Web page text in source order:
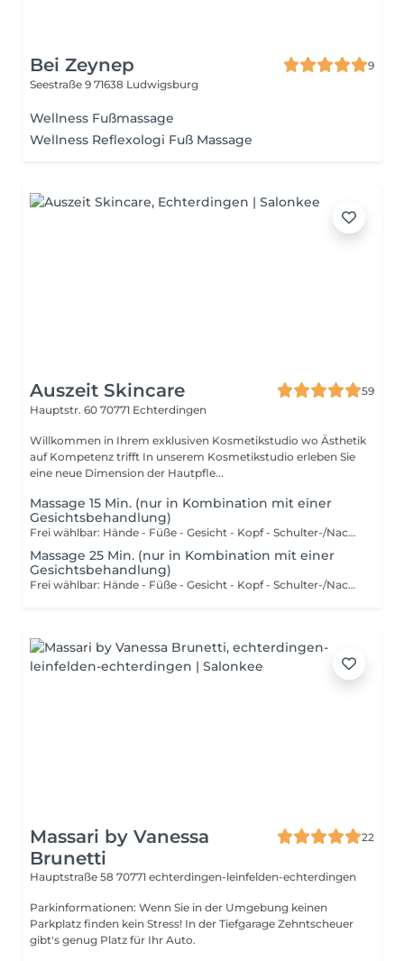
Bei Zeynep
9
Seestraße 9 71638 Ludwigsburg
Wellness Fußmassage
Wellness Reflexologi Fuß Massage
Auszeit Skincare
59
Hauptstr. 60 70771 Echterdingen
Willkommen in Ihrem exklusiven Kosmetikstudio wo Ästhetik
auf Kompetenz trifft In unserem Kosmetikstudio erleben Sie
eine neue Dimension der Hautpfle...
Massage 15 Min. (nur in Kombination mit einer
Gesichtsbehandlung)
Frei wählbar: Hände - Füße - Gesicht - Kopf - Schulter-/Nacken - Rücken
Massage 25 Min. (nur in Kombination mit einer
Gesichtsbehandlung)
Frei wählbar: Hände - Füße - Gesicht - Kopf - Schulter-/Nacken - Rücken
Massari by Vanessa
Brunetti
22
Hauptstraße 58 70771 echterdingen-leinfelden-echterdingen
Parkinformationen: Wenn Sie in der Umgebung keinen
Parkplatz finden kein Stress! In der Tiefgarage Zehntscheuer
gibt's genug Platz für Ihr Auto.